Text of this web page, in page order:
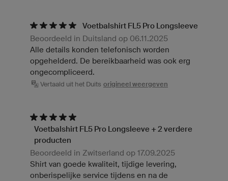
Voetbalshirt FL5 Pro Longsleeve
Beoordeeld in Duitsland op 06.11.2025
Alle details konden telefonisch worden
opgehelderd. De bereikbaarheid was ook erg
ongecompliceerd.
Vertaald uit het Duits origineel weergeven
Voetbalshirt FL5 Pro Longsleeve + 2 verdere
producten
Beoordeeld in Zwitserland op 17.09.2025
Shirt van goede kwaliteit, tijdige levering,
onberispelijke service tijdens en na de